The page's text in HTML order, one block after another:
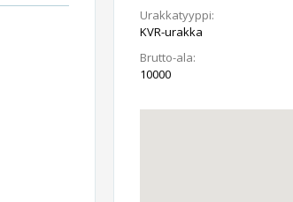
Urakkatyyppi:
KVR-urakka
Brutto-ala:
10000